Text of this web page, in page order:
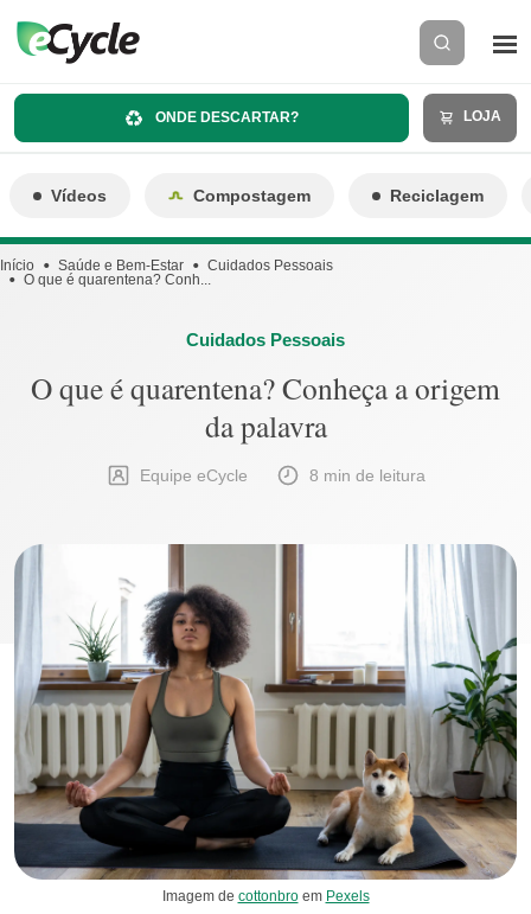
ONDE DESCARTAR? LOJA
Vídeos Compostagem Reciclagem
Início Saúde e Bem-Estar
Cuidados Pessoais
O que é quarentena? Conh...
Cuidados Pessoais
O que é quarentena? Conheça a origem
da palavra
Equipe eCycle 8 min de leitura
Imagem de cottonbroem Pexels